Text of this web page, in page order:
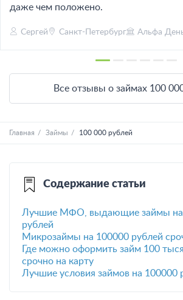
даже чем положено.
Сергей Санкт-Петербург Альфа
Все отзывы о займах 100
Главная Займы 100 000 рублей
Содержание статьи
Лучшие МФО, выдающие займы на
рублей
Микрозаймы на 100000 рублей
Где можно оформить займ 100
срочно на карту
Лучшие условия займов на 100000